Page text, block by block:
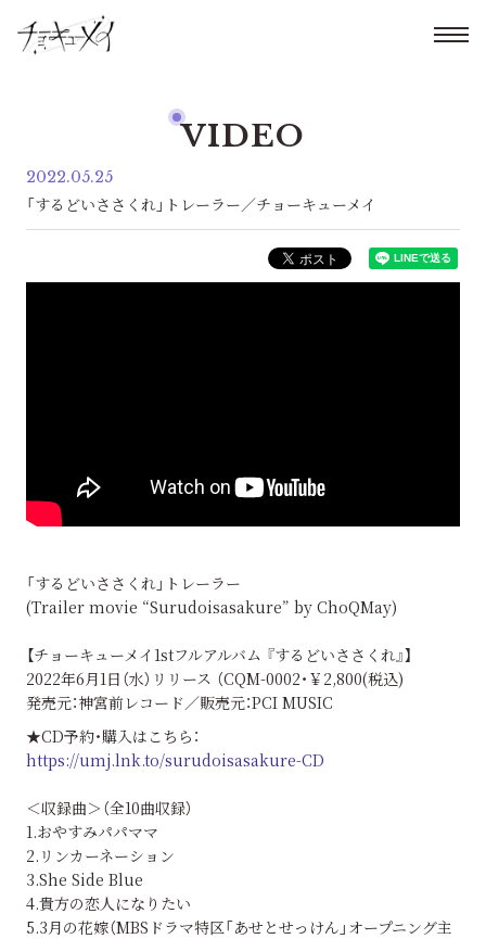
VIDEO
2022.05.25
「するどいささくれ」トレーラー／チョーキューメイ
「するどいささくれ」トレーラー
(Trailer movie “Surudoisasakure” by ChoQMay)
【チョーキューメイ1stフルアルバム 『するどいささくれ』】
2022年6月1日（水）リリース （CQM-0002・￥2,800(税込)
発売元：神宮前レコード／販売元：PCI MUSIC
★CD予約・購入はこちら：
https://umj.lnk.to/surudoisasakure-CD
＜収録曲＞（全10曲収録）
1.おやすみパパママ
2.リンカーネーション
3.She Side Blue
4.貴方の恋人になりたい
5.3月の花嫁（MBSドラマ特区「あせとせっけん」オープニング主